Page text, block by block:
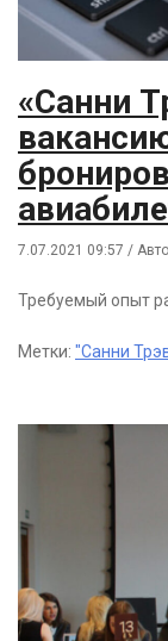
«Санни
7.07.2021 09:57 /
Требуемый опыт
Метки: "Санни